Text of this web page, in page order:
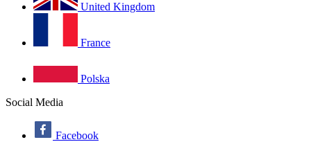
United Kingdom
France
Polska
Social Media
Facebook